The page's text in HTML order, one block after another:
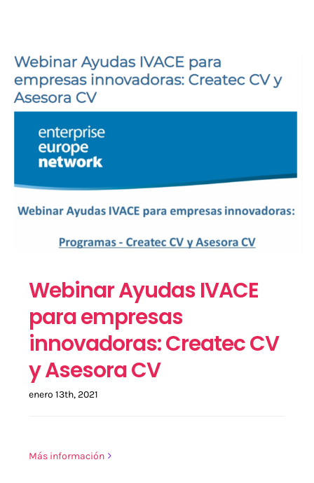
Webinar Ayudas IVACE
para empresas
innovadoras: Createc CV
y Asesora CV
enero 13th, 2021
Más información